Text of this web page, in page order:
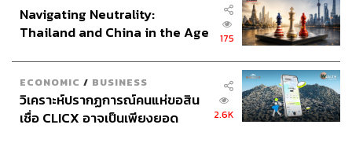
Navigating Neutrality:
Thailand and China in the Age
175
ECONOMIC / BUSINESS
วิเคราะห์ปรากฏการณ์คนแห่ขอสิน
เชื่อ CLICX อาจเป็นเพียงยอด
2.6K